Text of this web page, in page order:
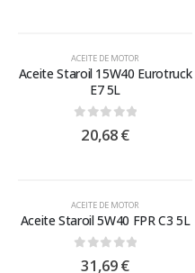
ACEITE DE MOTOR
Aceite Staroil 15W40 Eurotruck
E7 5L
out of 5
20,68€
ACEITE DE MOTOR
Aceite Staroil 5W40 FPR C3 5L
0out of 5
31,69€